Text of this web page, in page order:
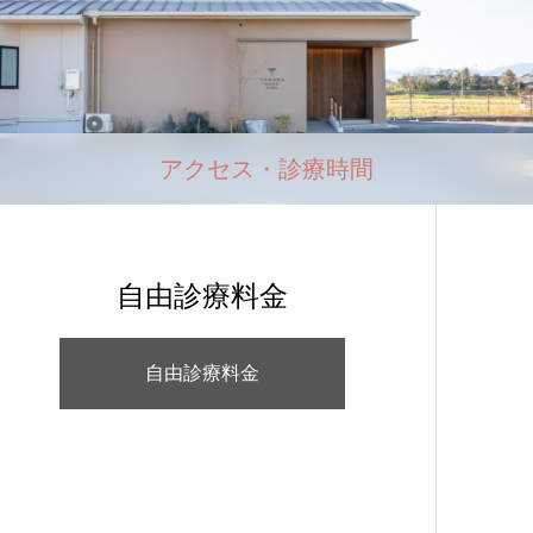
アクセス・診療時間
自由診療料金
自由診療料金